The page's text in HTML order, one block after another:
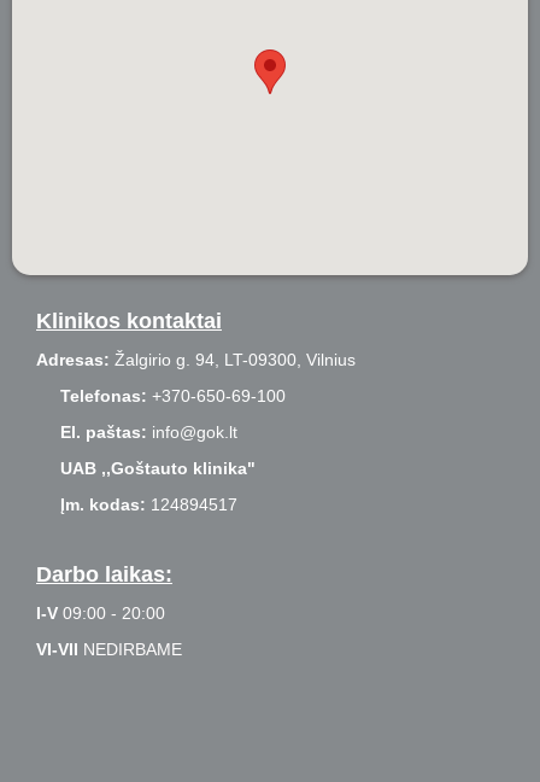
Klinikos kontaktai
Adresas: Žalgirio g. 94, LT-09300, Vilnius
Telefonas: +370-650-69-100
El. paštas: info@gok.lt
UAB ,,Goštauto klinika"
Įm. kodas: 124894517
Darbo laikas:
I-V 09:00 - 20:00
VI-VII NEDIRBAME